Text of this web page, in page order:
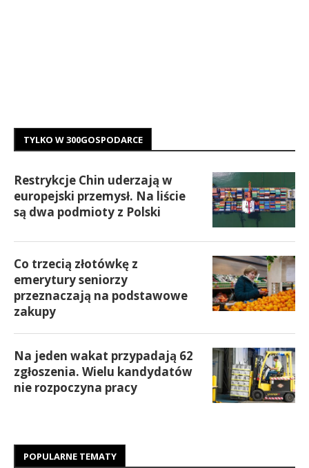
TYLKO W 300GOSPODARCE
Restrykcje Chin uderzają w
europejski przemysł. Na liście
są dwa podmioty z Polski
Co trzecią złotówkę z
emerytury seniorzy
przeznaczają na podstawowe
zakupy
Na jeden wakat przypadają 62
zgłoszenia. Wielu kandydatów
nie rozpoczyna pracy
POPULARNE TEMATY